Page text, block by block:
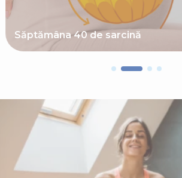
Săptămâna 40 de sarcină